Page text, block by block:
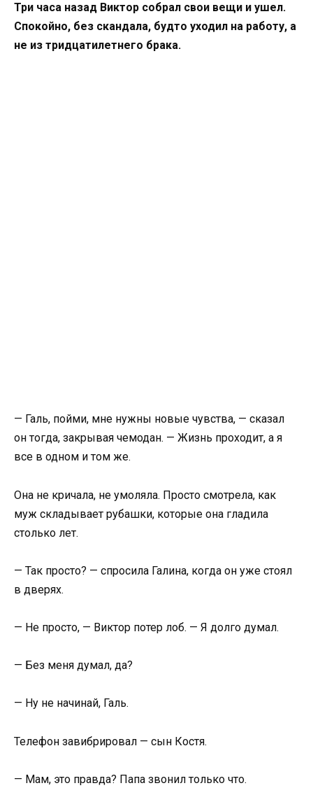
Три часа назад Виктор собрал свои вещи и ушел.
Спокойно, без скандала, будто уходил на работу, а
не из тридцатилетнего брака.
— Галь, пойми, мне нужны новые чувства, — сказал
он тогда, закрывая чемодан. — Жизнь проходит, а я
все в одном и том же.
Она не кричала, не умоляла. Просто смотрела, как
муж складывает рубашки, которые она гладила
столько лет.
— Так просто? — спросила Галина, когда он уже стоял
в дверях.
— Не просто, — Виктор потер лоб. — Я долго думал.
— Без меня думал, да?
— Ну не начинай, Галь.
Телефон завибрировал — сын Костя.
— Мам, это правда? Папа звонил только что.